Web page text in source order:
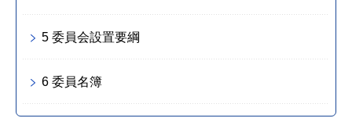
5 委員会設置要綱
6 委員名簿